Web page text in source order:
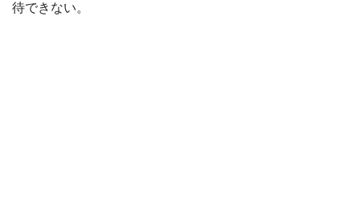
待できない。